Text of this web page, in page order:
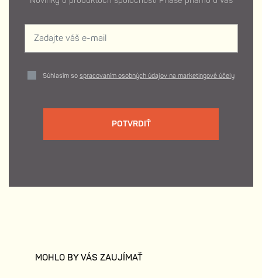
Súhlasím so spracovaním osobných údajov na marketingové účely
POTVRDIŤ
MOHLO BY VÁS ZAUJÍMAŤ